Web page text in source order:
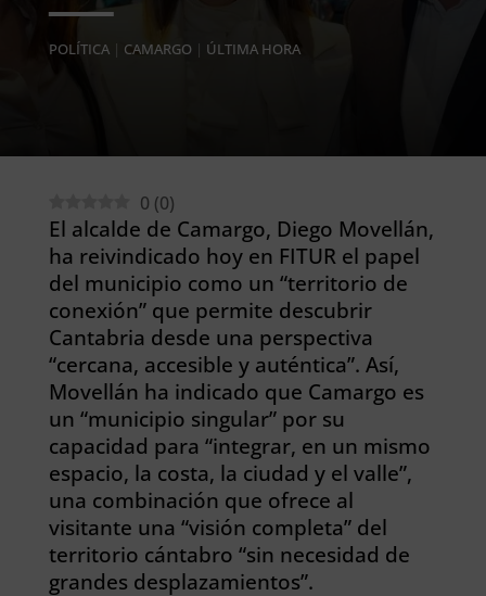
POLÍTICA| CAMARGO | ÚLTIMA HORA
0 (0)
El alcalde de Camargo, Diego Movellán,
ha reivindicado hoy en FITUR el papel
del municipio como un “territorio de
conexión” que permite descubrir
Cantabria desde una perspectiva
“cercana, accesible y auténtica”. Así,
Movellán ha indicado que Camargo es
un “municipio singular” por su
capacidad para “integrar, en un mismo
espacio, la costa, la ciudad y el valle”,
una combinación que ofrece al
visitante una “visión completa” del
territorio cántabro “sin necesidad de
grandes desplazamientos”.